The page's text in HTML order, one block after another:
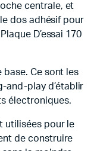
centrale, et
dos adhésif pour
D’essai 170
base. Ce sont les
and-play d’établir
électroniques.
utilisées pour le
de construire